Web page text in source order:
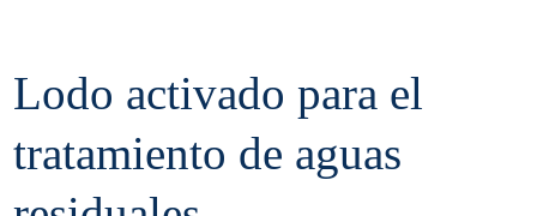
Lodo activado para el
tratamiento de aguas